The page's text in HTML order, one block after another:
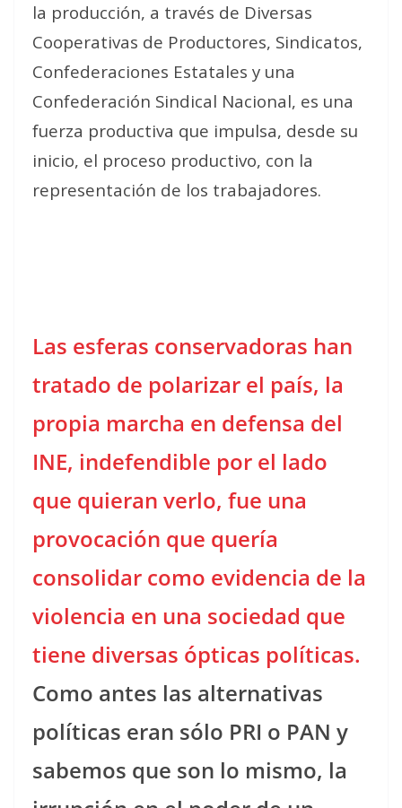
la producción, a través de Diversas
Cooperativas de Productores, Sindicatos,
Confederaciones Estatales y una
Confederación Sindical Nacional, es una
fuerza productiva que impulsa, desde su
inicio, el proceso productivo, con la
representación de los trabajadores.
Las esferas conservadoras han
tratado de polarizar el país, la
propia marcha en defensa del
INE, indefendible por el lado
que quieran verlo, fue una
provocación que quería
consolidar como evidencia de la
violencia en una sociedad que
tiene diversas ópticas políticas.
Como antes las alternativas
políticas eran sólo PRI o PAN y
sabemos que son lo mismo, la